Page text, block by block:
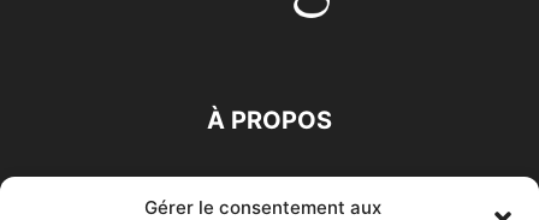
Gérer le consentement aux
À PROPOS